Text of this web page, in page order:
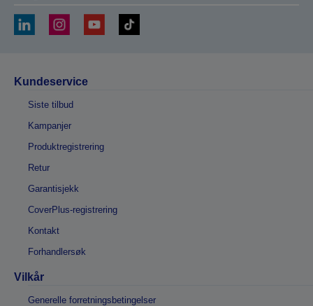
Kundeservice
Siste tilbud
Kampanjer
Produktregistrering
Retur
Garantisjekk
CoverPlus-registrering
Kontakt
Forhandlersøk
Vilkår
Generelle forretningsbetingelser